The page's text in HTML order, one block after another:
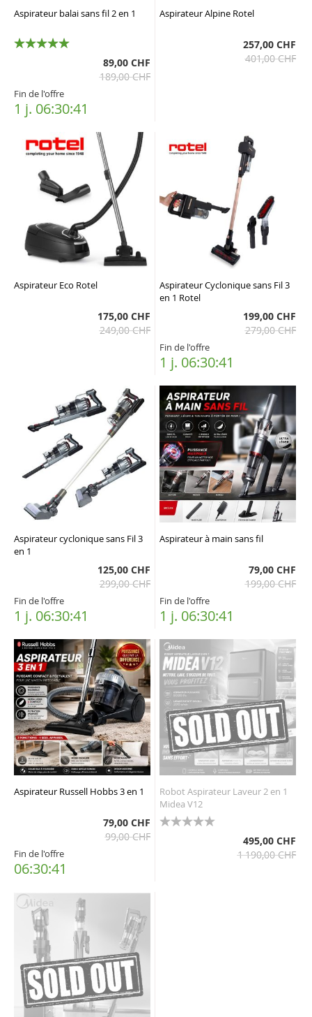
Aspirateur balai sans fil 2 en 1
89,00 CHF
189,00 CHF
Fin de l'offre
1 j. 06:30:40
Aspirateur Alpine Rotel
257,00 CHF
401,00 CHF
Aspirateur Eco Rotel
175,00 CHF
249,00 CHF
Aspirateur Cyclonique sans Fil 3
en 1 Rotel
199,00 CHF
279,00 CHF
Fin de l'offre
1 j. 06:30:40
Aspirateur cyclonique sans Fil 3
en 1
125,00 CHF
299,00 CHF
Fin de l'offre
1 j. 06:30:40
Aspirateur à main sans fil
79,00 CHF
199,00 CHF
Fin de l'offre
1 j. 06:30:40
Aspirateur Russell Hobbs 3 en 1
79,00 CHF
99,00 CHF
Fin de l'offre
06:30:40
Robot Aspirateur Laveur 2 en 1
Midea V12
495,00 CHF
1 190,00 CHF